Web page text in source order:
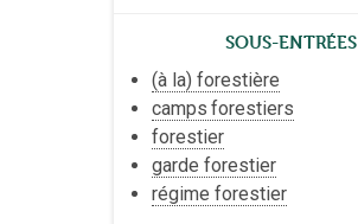
Sous-entrées
(à la) forestière
camps forestiers
forestier
garde forestier
régime forestier